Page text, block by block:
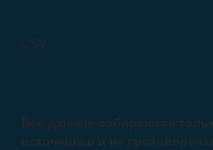
CSV
Все данные собираются
источников и не